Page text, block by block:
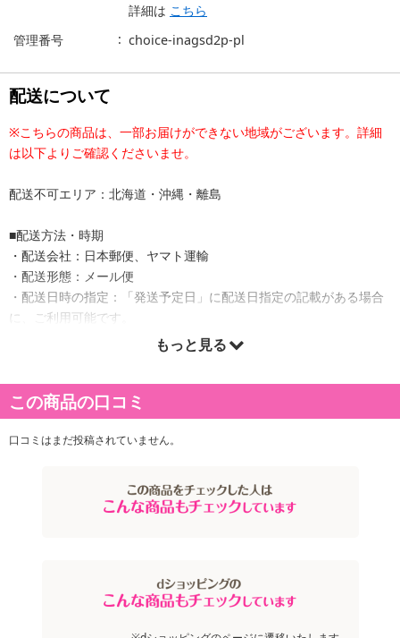
詳細は こちら
管理番号
choice-inagsd2p-pl
配送について
※こちらの商品は、一部お届けができない地域がございます。詳細
は以下よりご確認くださいませ。
配送不可エリア：北海道・沖縄・離島
■配送方法・時期
・配送会社：日本郵便、ヤマト運輸
・配送形態：メール便
・配送日時の指定：「発送予定日」に配送日指定の記載がある場合
に、ご利用可能です。
※発送予定日は到着日ではありません。
・商品は「アグリパートナー株式会社」より出荷します。
商品詳細
もっと見る
この商品の口コミ
口コミはまだ投稿されていません。